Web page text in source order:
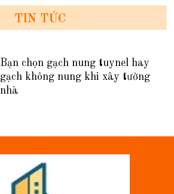
TIN TỨC
Bạn chọn gạch nung tuynel hay
gạch không nung khi xây tường
nhà